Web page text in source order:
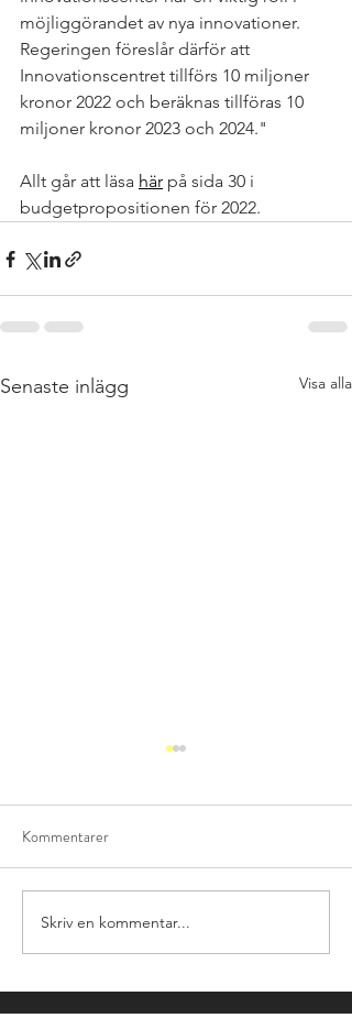
möjliggörandet av nya innovationer.
Regeringen föreslår därför att
Innovationscentret tillförs 10 miljoner
kronor 2022 och beräknas tillföras 10
miljoner kronor 2023 och 2024."
Allt går att läsa här på sida 30 i
budgetpropositionen för 2022.
Senaste inlägg Visa alla
NOMINATIONS FOR
NORDIC FINTECH
AWARDS 2026 ARE
OFFICIALLY OPEN!
Kommentarer
Skriv en kommentar...